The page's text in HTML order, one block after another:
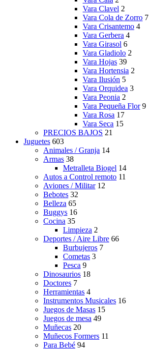
Vara Clavel 2
Vara Cola de Zorro 7
Vara Crisantemo 4
Vara Gerbera 4
Vara Girasol 6
Vara Gladiolo 2
Vara Hojas 39
Vara Hortensia 2
Vara Ilusión 5
Vara Orquidea 3
Vara Peonia 2
Vara Pequeña Flor 9
Vara Rosa 17
Vara Seca 15
PRECIOS BAJOS 21
Juguetes 603
Animales / Granja 14
Armas 38
Metralleta Biogel 14
Autos a Control remoto 11
Aviones / Militar 12
Bebotes 32
Belleza 65
Buggys 16
Cocina 35
Limpieza 2
Deportes / Aire Libre 66
Burbujeros 7
Cometas 3
Pesca 9
Dinosaurios 18
Doctores 7
Herramientas 4
Instrumentos Musicales 16
Juegos de Masas 15
Juegos de mesa 49
Muñecas 20
Muñecos Formers 11
Para Bebé 94